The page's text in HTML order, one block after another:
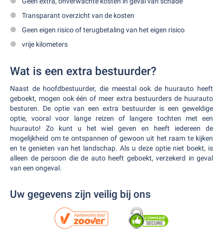
Transparant overzicht van de kosten
Geen eigen risico of terugbetaling van het eigen risico
vrije kilometers
Wat is een extra bestuurder?
Naast de hoofdbestuurder, die meestal ook de huurauto heeft
geboekt, mogen ook één of meer extra bestuurders de huurauto
besturen. De optie van een extra bestuurder is een geweldige
optie, vooral voor lange reizen of langere tochten met een
huurauto! Zo kunt u het wiel geven en heeft iedereen de
mogelijkheid om te ontspannen of gewoon uit het raam te kijken
en te genieten van het landschap. Als u deze optie niet boekt, is
alleen de persoon die de auto heeft geboekt, verzekerd in geval
van een ongeval.
Uw gegevens zijn veilig bij ons